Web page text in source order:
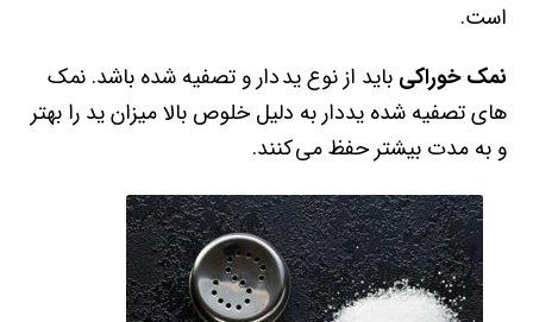
است.
نمک خوراکی باید از نوع ید دار و تصفیه شده باشد. نمک
های تصفیه شده یددار به دلیل خلوص بالا میزان ید را بهتر
و به مدت بیشتر حفظ می کنند.